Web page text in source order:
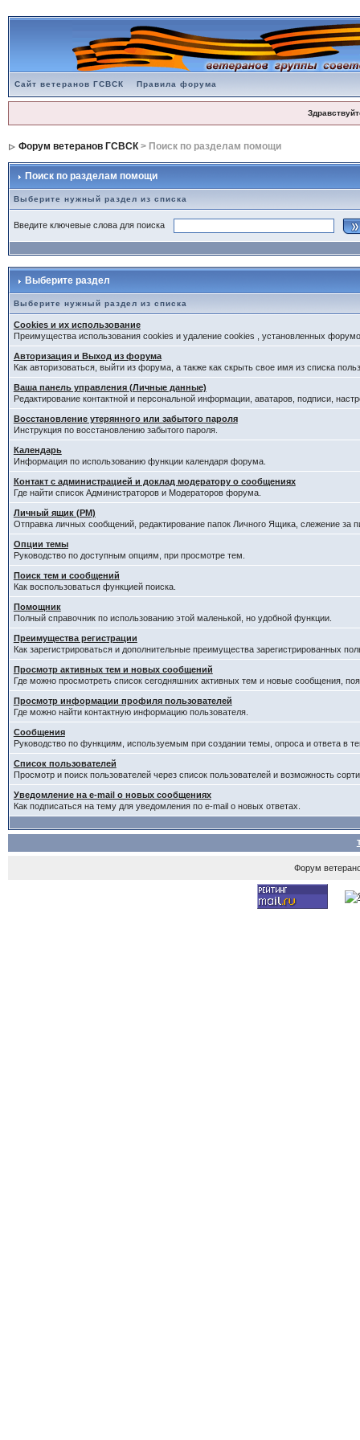
Сайт ветеранов ГСВСК Правила форума
Форум ветеранов ГСВСК> Поиск по разделам помощи
Поиск по разделам помощи
Выберите нужный раздел из списка
Введите ключевые слова для поиска
Выберите раздел
Выберите нужный раздел из списка
Cookies и их использование
Преимущества использования cookies и удаление cookies , установленных
Авторизация и Выход из форума
Как авторизоваться, выйти из форума, а также как скрыть свое имя из списка
Ваша панель управления (Личные данные)
Редактирование контактной и персональной информации, аватаров, подписи,
Восстановление утерянного или забытого пароля
Инструкция по восстановлению забытого пароля.
Календарь
Информация по использованию функции календаря форума.
Контакт с администрацией и доклад модератору о сообщениях
Где найти список Администраторов и Модераторов форума.
Личный ящик (PM)
Отправка личных сообщений, редактирование папок Личного Ящика, слежение за
Опции темы
Руководство по доступным опциям, при просмотре тем.
Поиск тем и сообщений
Как воспользоваться функцией поиска.
Помощник
Полный справочник по использованию этой маленькой, но удобной функции.
Преимущества регистрации
Как зарегистрироваться и дополнительные преимущества зарегистрированных
Просмотр активных тем и новых сообщений
Где можно просмотреть список сегодняшних активных тем и новые сообщения,
Просмотр информации профиля пользователей
Где можно найти контактную информацию пользователя.
Сообщения
Руководство по функциям, используемым при создании темы, опроса и ответа в
Список пользователей
Просмотр и поиск пользователей через список пользователей и возможность
Уведомление на e-mail о новых сообщениях
Как подписаться на тему для уведомления по e-mail о новых ответах.
Форум